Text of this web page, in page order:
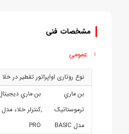
مشخصات فنی
عمومی
نوع روتاری اواپراتور تقطیر در خلا
بن ماري
ترموستاتيک
مدل BASIC
,
بن ماري
کنترلر خلاء مدل
PRO